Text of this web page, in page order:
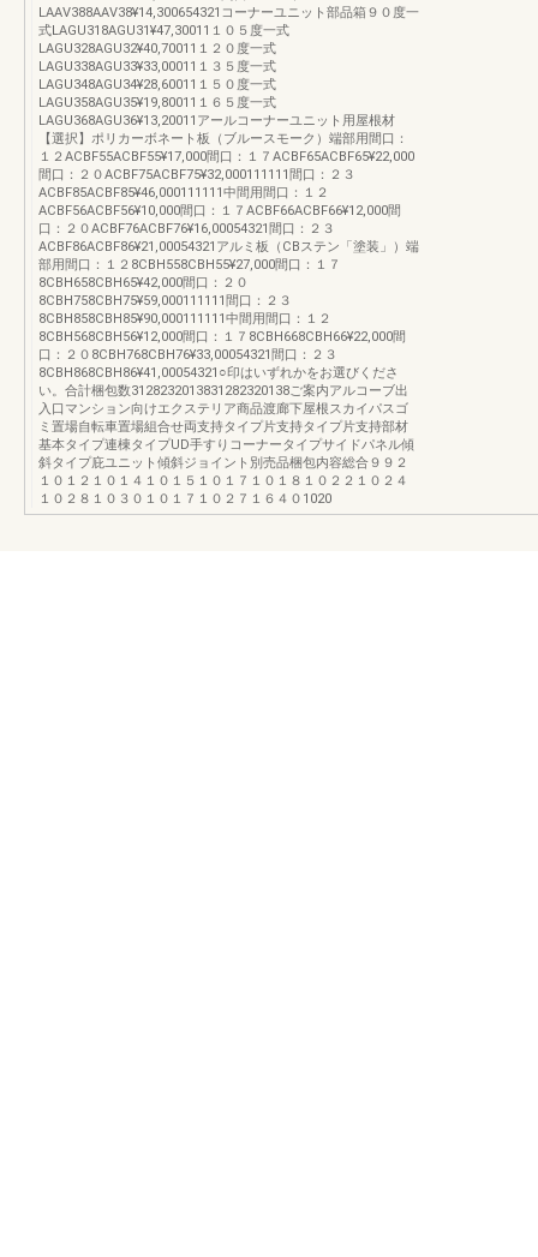
LAAV388AAV38¥14,300654321コーナーユニット部品箱９０度一
式LAGU318AGU31¥47,30011１０５度一式
LAGU328AGU32¥40,70011１２０度一式
LAGU338AGU33¥33,00011１３５度一式
LAGU348AGU34¥28,60011１５０度一式
LAGU358AGU35¥19,80011１６５度一式
LAGU368AGU36¥13,20011アールコーナーユニット用屋根材
【選択】ポリカーボネート板（ブルースモーク）端部用間口：
１２ACBF55ACBF55¥17,000間口：１７ACBF65ACBF65¥22,000
間口：２０ACBF75ACBF75¥32,000111111間口：２３
ACBF85ACBF85¥46,000111111中間用間口：１２
ACBF56ACBF56¥10,000間口：１７ACBF66ACBF66¥12,000間
口：２０ACBF76ACBF76¥16,00054321間口：２３
ACBF86ACBF86¥21,00054321アルミ板（CBステン「塗装」）端
部用間口：１２8CBH558CBH55¥27,000間口：１７
8CBH658CBH65¥42,000間口：２０
8CBH758CBH75¥59,000111111間口：２３
8CBH858CBH85¥90,000111111中間用間口：１２
8CBH568CBH56¥12,000間口：１７8CBH668CBH66¥22,000間
口：２０8CBH768CBH76¥33,00054321間口：２３
8CBH868CBH86¥41,00054321○印はいずれかをお選びくださ
い。合計梱包数3128232013831282320138ご案内アルコーブ出
入口マンション向けエクステリア商品渡廊下屋根スカイパスゴ
ミ置場自転車置場組合せ両支持タイプ片支持タイプ片支持部材
基本タイプ連棟タイプUD手すりコーナータイプサイドパネル傾
斜タイプ庇ユニット傾斜ジョイント別売品梱包内容総合９９２
１０１２１０１４１０１５１０１７１０１８１０２２１０２４
１０２８１０３０１０１７１０２７１６４０1020